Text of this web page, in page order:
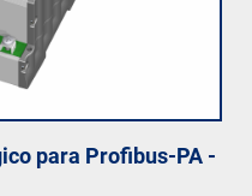
para Profibus-PA -